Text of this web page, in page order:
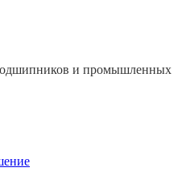
и промышленных